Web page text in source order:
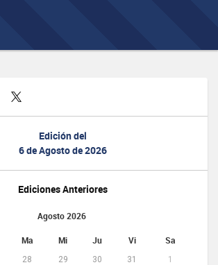
Edición del
6 de Agosto de 2026
Ediciones Anteriores
Agosto 2026
Ma Mi Ju Vi Sa
28 29 30 31
1